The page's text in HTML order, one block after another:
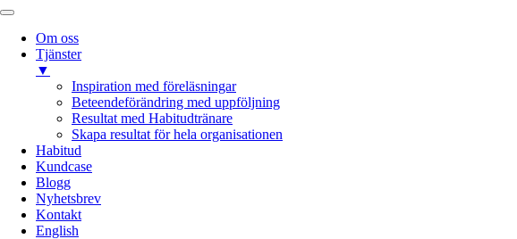
Om oss
Tjänster
▼
Inspiration med föreläsningar
Beteendeförändring med uppföljning
Resultat med Habitudtränare
Skapa resultat för hela organisationen
Habitud
Kundcase
Blogg
Nyhetsbrev
Kontakt
English